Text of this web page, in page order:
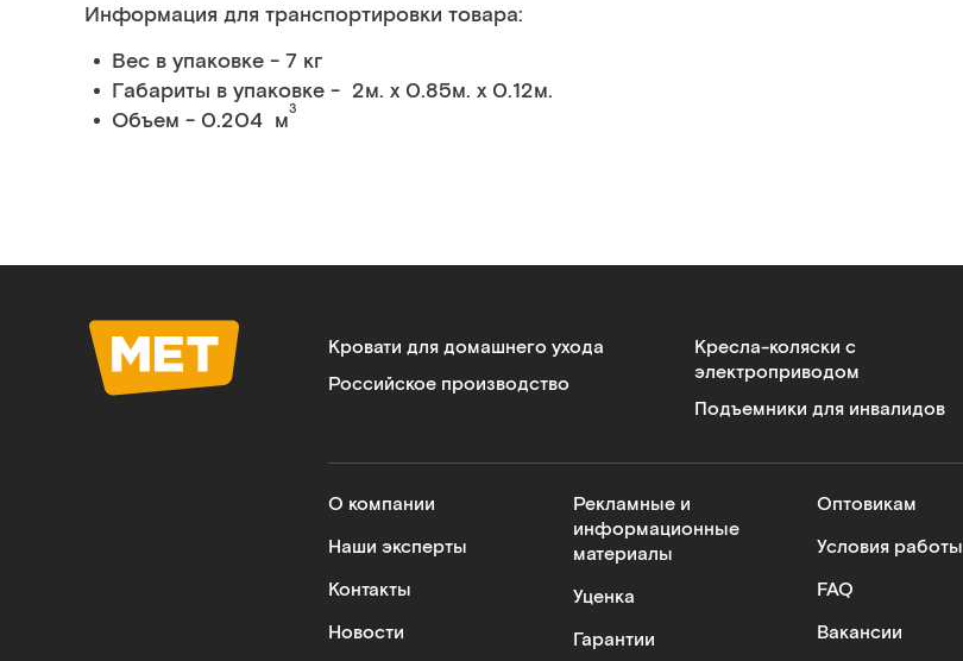
Информация для транспортировки товара:
Вес в упаковке - 7 кг
Габариты в упаковке - 2м. x 0.85м. x 0.12м.
Объем - 0.204 м3
Кровати для домашнего ухода
Российское производство
Кресла-коляски с
электроприводом
Подъемники для инвалидов
О компании
Наши эксперты
Контакты
Новости
Рекламные и
информационные
материалы
Уценка
Гарантии
Оптовикам
Условия работы
FAQ
Вакансии